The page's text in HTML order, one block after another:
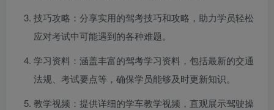
技巧攻略：分享实用的驾考技巧和攻略，助力学员轻松
应对考试中可能遇到的各种难题。
学习资料：涵盖丰富的驾考学习资料，包括最新的交通
法规、考试要点等，确保学员能够及时更新知识。
教学视频：提供详细的学车教学视频，直观展示驾驶操